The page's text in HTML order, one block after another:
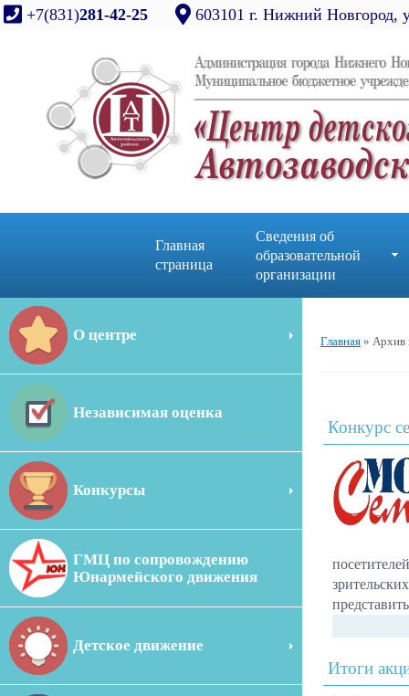
+7(831)281-42-25 603101 г. Нижний Новгород,
Главная
страница
Сведения об
образовательной
организации
О центре
Независимая оценка
Конкурсы
ГМЦ по сопровождению
Юнармейского движения
Детское движение
Главная » Архив
Конкурс
Итоги